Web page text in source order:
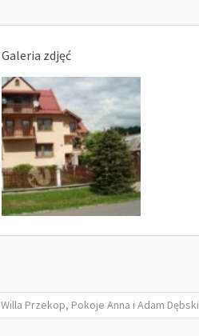
Galeria zdjęć
Willa Przekop, Pokoje Anna i Adam Dębski